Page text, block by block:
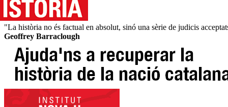
"La història no és factual en absolut, sinó una sèrie de judicis
Geoffrey Barraclough